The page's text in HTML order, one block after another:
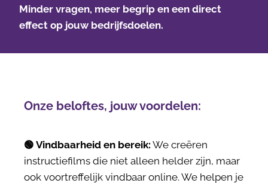
Minder vragen, meer begrip en een direct
effect op jouw bedrijfsdoelen.
Onze beloftes, jouw voordelen:
🟢 Vindbaarheid en bereik: We creëren
instructiefilms die niet alleen helder zijn, maar
ook voortreffelijk vindbaar online. We helpen je